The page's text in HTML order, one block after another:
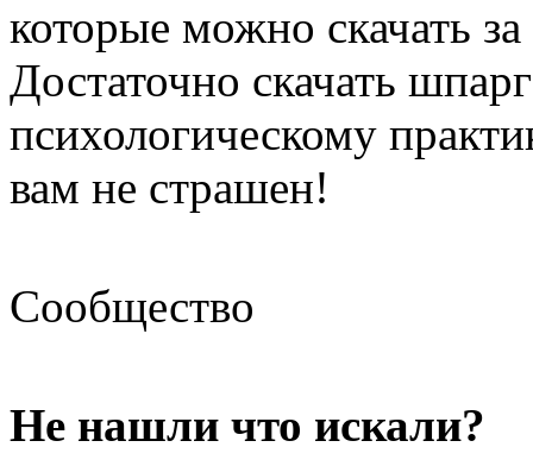
которые можно скачать
Достаточно скачать
психологическому
вам не страшен!
Сообщество
Не нашли что искали?